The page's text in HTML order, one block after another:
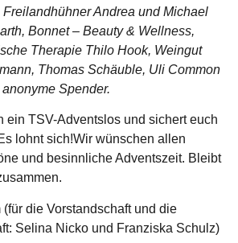
Andrea und Michael
Bonnet – Beauty & Wellness,
Therapie Thilo Hook, Weingut
Thomas Schäuble, Uli Common
Spender.
ein TSV-Adventslos und sichert euch
lohnt sich!Wir wünschen allen
und besinnliche Adventszeit. Bleibt
die Vorstandschaft und die
Selina Nicko und Franziska Schulz)